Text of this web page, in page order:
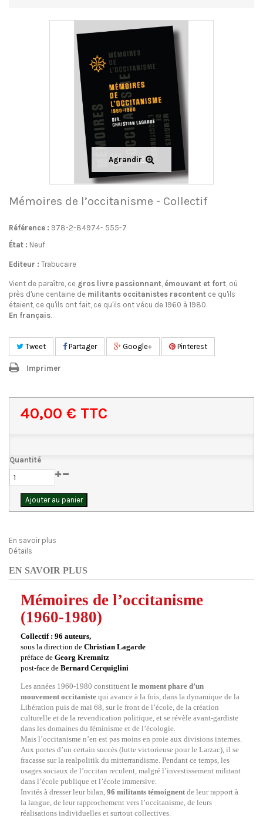
Agrandir
Mémoires de l’occitanisme - Collectif
Référence : 978-2-84974- 555-7
État : Neuf
Editeur : Trabucaire
Vient de paraître, ce gros livre passionnant, émouvant et fort, où
près d'une centaine de militants occitanistes racontent ce qu'ils
étaient, ce qu'ils ont fait, ce qu'ils ont vécu de 1960 à 1980.
En français.
Tweet Partager Google+ Pinterest
Imprimer
40,00 € TTC
Quantité
Ajouter au panier
En savoir plus
Détails
EN SAVOIR PLUS
Mémoires de l’occitanisme
(1960-1980)
Collectif : 96 auteurs,
sous la direction de Christian Lagarde
préface de Georg Kremnitz
post-face de Bernard Cerquiglini
Les années 1960-1980 constituent le moment phare d’un
mouvement occitaniste qui avance à la fois, dans la dynamique de la
Libération puis de mai 68, sur le front de l’école, de la création
culturelle et de la revendication politique, et se révèle avant-gardiste
dans les domaines du féminisme et de l’écologie.
Mais l’occitanisme n’en est pas moins en proie aux divisions internes.
Aux portes d’un certain succès (lutte victorieuse pour le Larzac), il se
fracasse sur la realpolitik du mitterrandisme. Pendant ce temps, les
usages sociaux de l’occitan reculent, malgré l’investissement militant
dans l’école publique et l’école immersive.
Invités à dresser leur bilan, 96 militants témoignent de leur rapport à
la langue, de leur rapprochement vers l’occitanisme, de leurs
réalisations individuelles et surtout collectives.